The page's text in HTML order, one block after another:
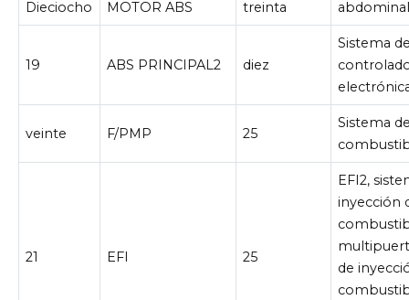
Dieciocho MOTOR ABS treinta
19 ABS PRINCIPAL2 diez
Sistema
veinte F/PMP 25
Sistema
21 EFI 25
EFI2,
inyección
de